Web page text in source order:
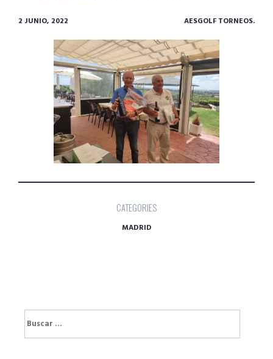
2 JUNIO, 2022 AESGOLF TORNEOS.
CATEGORIES
MADRID
Buscar: